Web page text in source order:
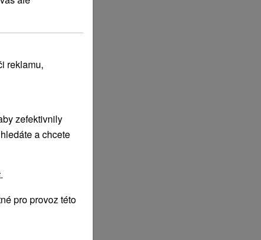
reklamu,
zefektivnily
a chcete
pro provoz této